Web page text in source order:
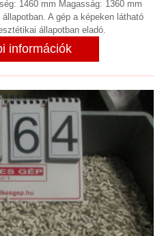
PÁNCÉL
1460 mm Magasság: 1360 mm
A gép a képeken látható
állapotban eladó.
információk